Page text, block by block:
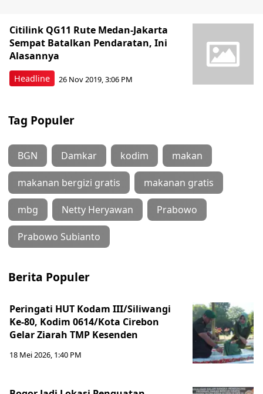
Headline
Citilink QG11 Rute Medan-Jakarta
Sempat Batalkan Pendaratan, Ini
Alasannya
26 Nov 2019, 3:06 PM
Tag Populer
BGN Damkar kodim makan
makanan bergizi gratis makanan gratis
mbg Netty Heryawan Prabowo
Prabowo Subianto
Berita Populer
Peringati HUT Kodam III/Siliwangi
Ke-80, Kodim 0614/Kota Cirebon
Gelar Ziarah TMP Kesenden
18 Mei 2026, 1:40 PM